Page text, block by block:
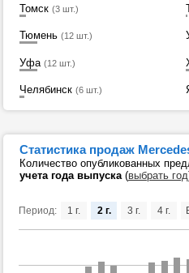
Томск (3 шт.)
Тюмень (12 шт.)
Уфа (12 шт.)
Челябинск (6 шт.)
Статистика продаж
Количество опубликованных
учета года выпуска(выбрать год
Период: 1 г. 2 г. 3 г. 4 г.